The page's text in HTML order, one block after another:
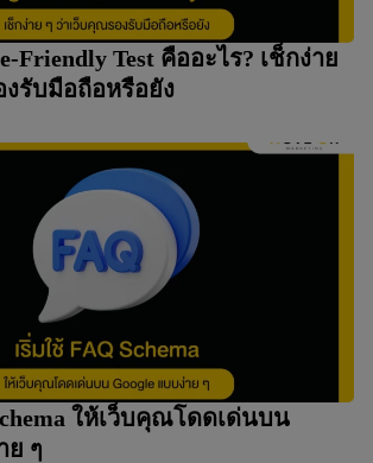
Friendly Test คืออะไร? เช็กง่าย
รับมือถือหรือยัง
ให้เว็บคุณโดดเด่นบน
ย ๆ